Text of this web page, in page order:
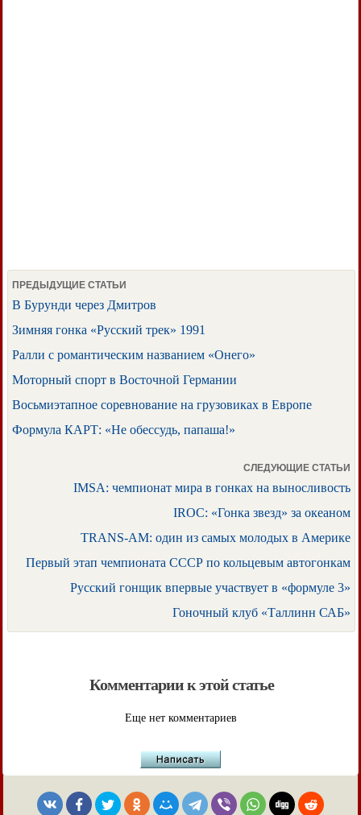
ПРЕДЫДУЩИЕ СТАТЬИ
В Бурунди через Дмитров
Зимняя гонка «Русский трек» 1991
Ралли с романтическим названием «Онего»
Моторный спорт в Восточной Германии
Восьмиэтапное соревнование на грузовиках в Европе
Формула КАРТ: «Не обессудь, папаша!»
СЛЕДУЮЩИЕ СТАТЬИ
IMSA: чемпионат мира в гонках на выносливость
IROC: «Гонка звезд» за океаном
TRANS-AM: один из самых молодых в Америке
Первый этап чемпионата СССР по кольцевым автогонкам
Русский гонщик впервые участвует в «формуле 3»
Гоночный клуб «Таллинн САБ»
Комментарии к этой статье
Еще нет комментариев